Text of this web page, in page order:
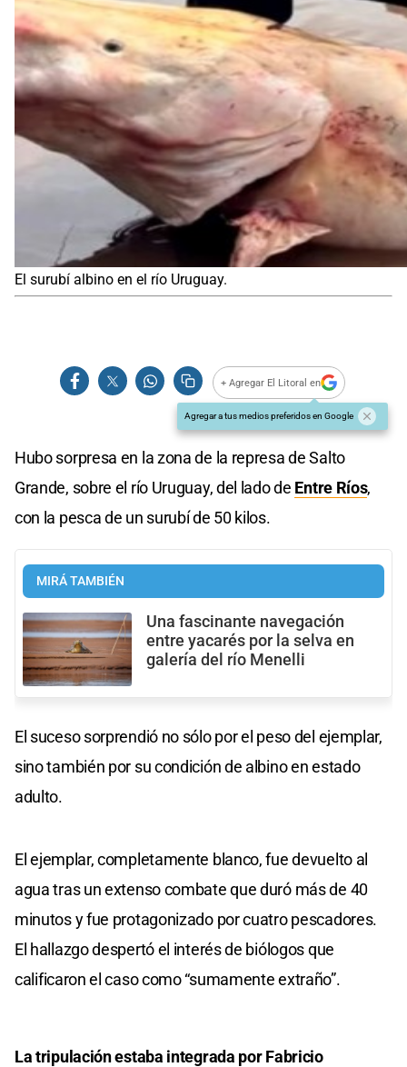
El surubí albino en el río Uruguay.
+ Agregar El Litoral en
Agregar a tus medios preferidos en Google
Hubo sorpresa en la zona de la represa de Salto
Grande, sobre el río Uruguay, del lado de Entre Ríos,
con la pesca de un surubí de 50 kilos.
MIRÁ TAMBIÉN
Una fascinante navegación
entre yacarés por la selva en
galería del río Menelli
El suceso sorprendió no sólo por el peso del ejemplar,
sino también por su condición de albino en estado
adulto.
El ejemplar, completamente blanco, fue devuelto al
agua tras un extenso combate que duró más de 40
minutos y fue protagonizado por cuatro pescadores.
El hallazgo despertó el interés de biólogos que
calificaron el caso como “sumamente extraño”.
La tripulación estaba integrada por Fabricio